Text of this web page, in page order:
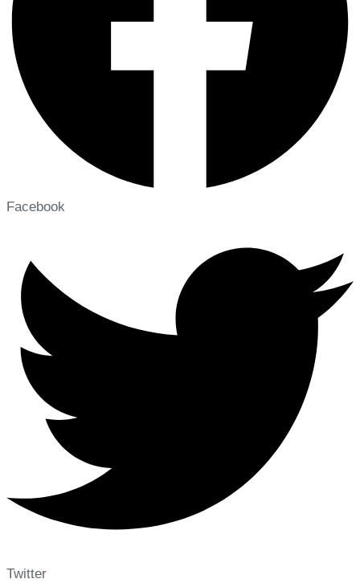
Facebook
Twitter